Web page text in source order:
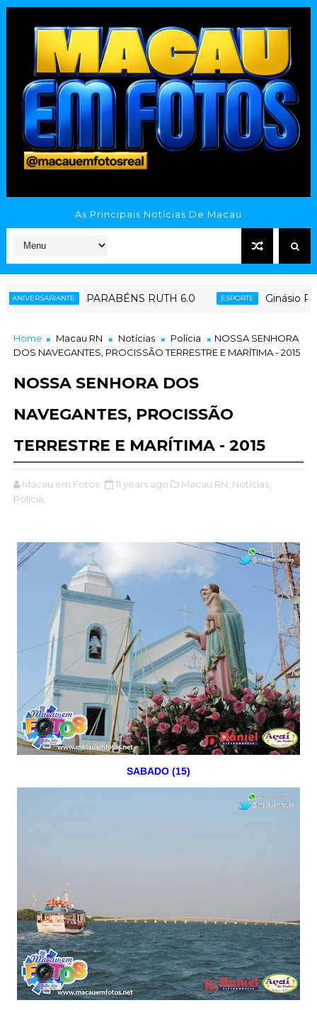
As Principais Notícias De Macau
RUTH 6.0 ESPORTE Ginásio Poliesportivo
Home Macau RN Notícias Polícia
NOSSA SENHORA
DOS NAVEGANTES, PROCISSÃO TERRESTRE E MARÍTIMA - 2015
NOSSA SENHORA DOS
NAVEGANTES, PROCISSÃO
TERRESTRE E MARÍTIMA - 2015
Macau em Fotos 11 years ago Macau RN, Notícias,
Polícia,
SABADO (15)